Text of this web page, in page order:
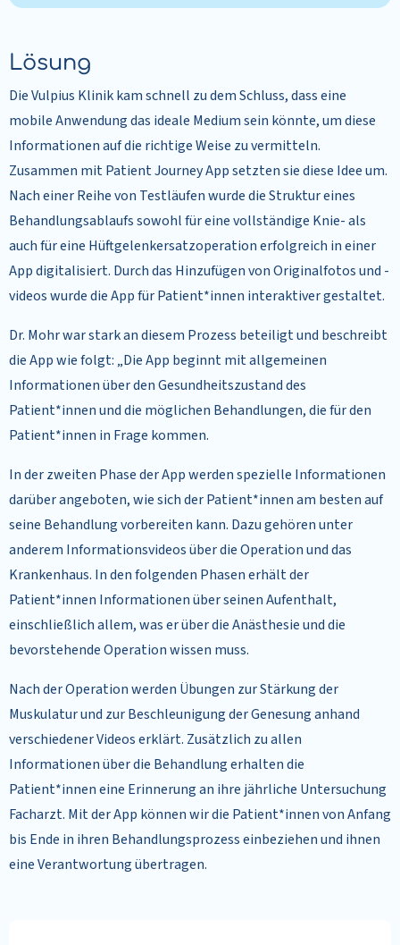
Lösung
Die Vulpius Klinik kam schnell zu dem Schluss, dass eine
mobile Anwendung das ideale Medium sein könnte, um diese
Informationen auf die richtige Weise zu vermitteln.
Zusammen mit Patient Journey App setzten sie diese Idee um.
Nach einer Reihe von Testläufen wurde die Struktur eines
Behandlungsablaufs sowohl für eine vollständige Knie- als
auch für eine Hüftgelenkersatzoperation erfolgreich in einer
App digitalisiert. Durch das Hinzufügen von Originalfotos und -
videos wurde die App für Patient*innen interaktiver gestaltet.
Dr. Mohr war stark an diesem Prozess beteiligt und beschreibt
die App wie folgt: „Die App beginnt mit allgemeinen
Informationen über den Gesundheitszustand des
Patient*innen und die möglichen Behandlungen, die für den
Patient*innen in Frage kommen.
In der zweiten Phase der App werden spezielle Informationen
darüber angeboten, wie sich der Patient*innen am besten auf
seine Behandlung vorbereiten kann. Dazu gehören unter
anderem Informationsvideos über die Operation und das
Krankenhaus. In den folgenden Phasen erhält der
Patient*innen Informationen über seinen Aufenthalt,
einschließlich allem, was er über die Anästhesie und die
bevorstehende Operation wissen muss.
Nach der Operation werden Übungen zur Stärkung der
Muskulatur und zur Beschleunigung der Genesung anhand
verschiedener Videos erklärt. Zusätzlich zu allen
Informationen über die Behandlung erhalten die
Patient*innen eine Erinnerung an ihre jährliche Untersuchung
Facharzt. Mit der App können wir die Patient*innen von Anfang
bis Ende in ihren Behandlungsprozess einbeziehen und ihnen
eine Verantwortung übertragen.